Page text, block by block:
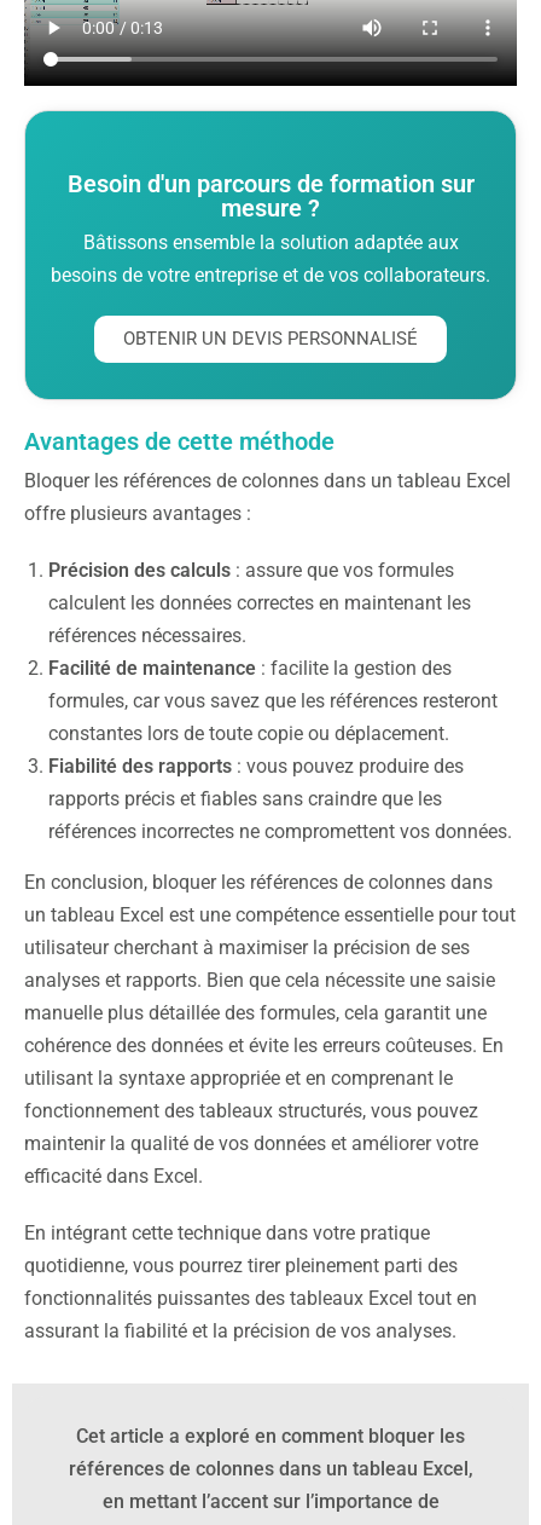
Besoin d'un parcours de formation sur
mesure ?
Bâtissons ensemble la solution adaptée aux
besoins de votre entreprise et de vos collaborateurs.
OBTENIR UN DEVIS PERSONNALISÉ
Avantages de cette méthode
Bloquer les références de colonnes dans un tableau Excel
offre plusieurs avantages :
Précision des calculs : assure que vos formules
calculent les données correctes en maintenant les
références nécessaires.
Facilité de maintenance : facilite la gestion des
formules, car vous savez que les références resteront
constantes lors de toute copie ou déplacement.
Fiabilité des rapports : vous pouvez produire des
rapports précis et fiables sans craindre que les
références incorrectes ne compromettent vos données.
En conclusion, bloquer les références de colonnes dans
un tableau Excel est une compétence essentielle pour tout
utilisateur cherchant à maximiser la précision de ses
analyses et rapports. Bien que cela nécessite une saisie
manuelle plus détaillée des formules, cela garantit une
cohérence des données et évite les erreurs coûteuses. En
utilisant la syntaxe appropriée et en comprenant le
fonctionnement des tableaux structurés, vous pouvez
maintenir la qualité de vos données et améliorer votre
efficacité dans Excel.
En intégrant cette technique dans votre pratique
quotidienne, vous pourrez tirer pleinement parti des
fonctionnalités puissantes des tableaux Excel tout en
assurant la fiabilité et la précision de vos analyses.
Cet article a exploré en comment bloquer les
références de colonnes dans un tableau Excel,
en mettant l’accent sur l’importance de